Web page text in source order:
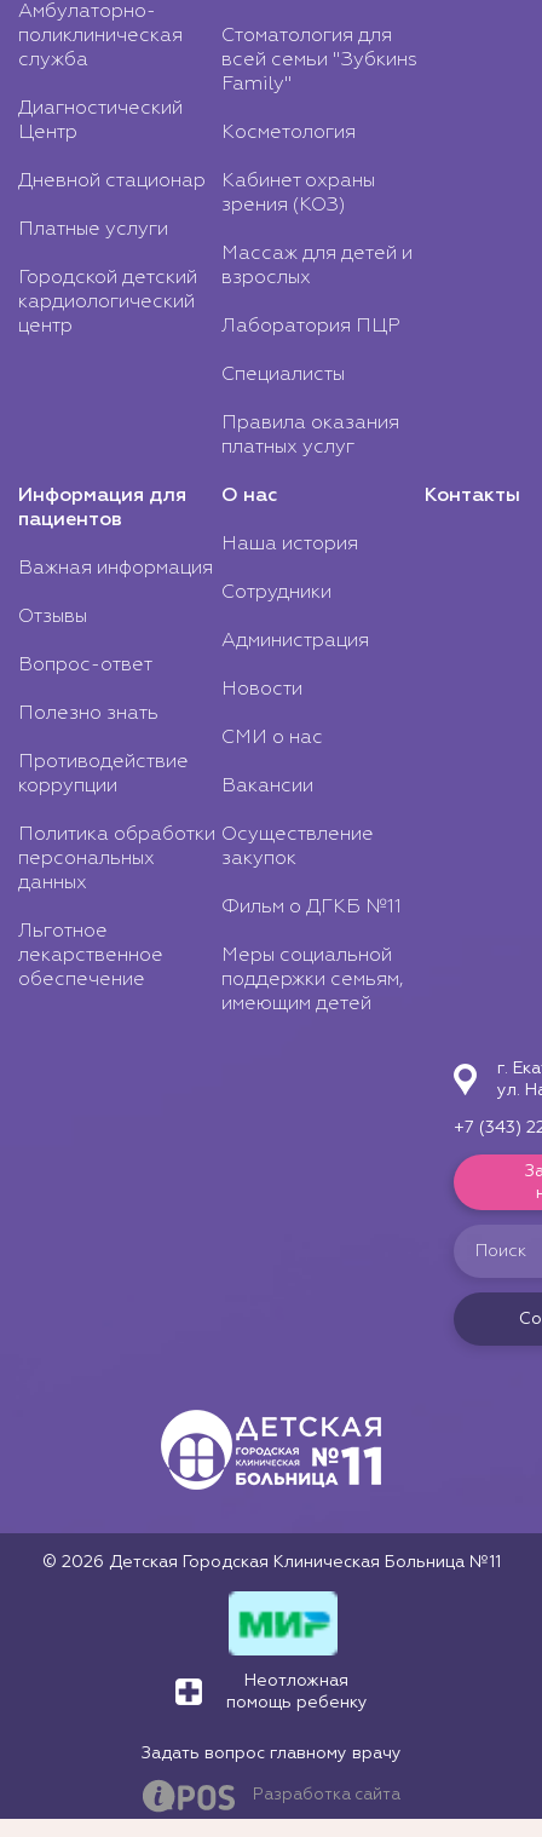
Амбулаторно-
поликлиническая
служба
Диагностический
Центр
Дневной стационар
Платные услуги
Городской детский
кардиологический
центр
Стоматология для
всей семьи "Зубкинs
Family"
Косметология
Кабинет охраны
зрения (КОЗ)
Массаж для детей и
взрослых
Лаборатория ПЦР
Специалисты
Правила оказания
платных услуг
Информация для
пациентов
Важная информация
Отзывы
Вопрос-ответ
Полезно знать
Противодействие
коррупции
Политика обработки
персональных
данных
Льготное
лекарственное
обеспечение
О нас
Наша история
Сотрудники
Администрация
Новости
СМИ о нас
Вакансии
Осуществление
закупок
Фильм о ДГКБ №11
Меры социальной
поддержки семьям,
имеющим детей
Контакты
г.
ул.
+7 (343)
© 2026 Детская Городская Клиническая Больница №11
Неотложная
помощь ребенку
Задать вопрос главному врачу
Разработка сайта